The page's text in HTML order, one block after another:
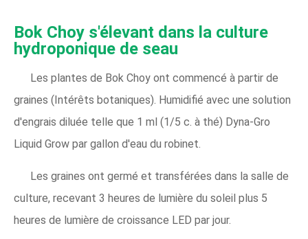
Bok Choy s'élevant dans la culture
hydroponique de seau
Les plantes de Bok Choy ont commencé à partir de
graines (Intérêts botaniques). Humidifié avec une solution
d'engrais diluée telle que 1 ml (1/5 c. à thé) Dyna-Gro
Liquid Grow par gallon d'eau du robinet.
Les graines ont germé et transférées dans la salle de
culture, recevant 3 heures de lumière du soleil plus 5
heures de lumière de croissance LED par jour.